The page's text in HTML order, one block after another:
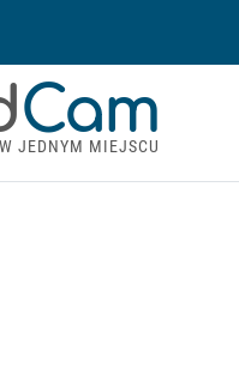
Cam
JEDNYM MIEJSCU